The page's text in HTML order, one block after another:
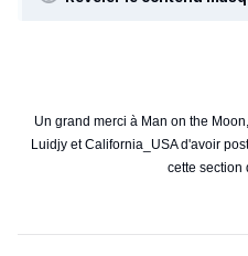
Un grand merci à Man on the
Luidjy et California_USA d'avoir
cette section